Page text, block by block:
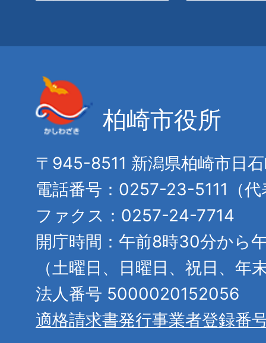
柏崎市役所
〒945-8511 新潟県柏崎市日
電話番号：0257-23-5111（代
ファクス：0257-24-7714
開庁時間：午前8時30分から
（土曜日、日曜日、祝日、年
法人番号 5000020152056
適格請求書発行事業者登録番